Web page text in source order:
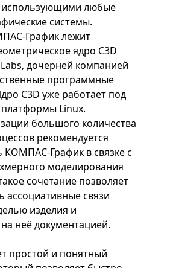
использующими любые
системы.
График лежит
ядро C3D
дочерней компанией
программные
C3D уже работает под
Linux.
большого количества
рекомендуется
КОМПАС-График в связке с
моделирования
сочетание позволяет
ассоциативные связи
изделия и
неё документацией.
простой и понятный